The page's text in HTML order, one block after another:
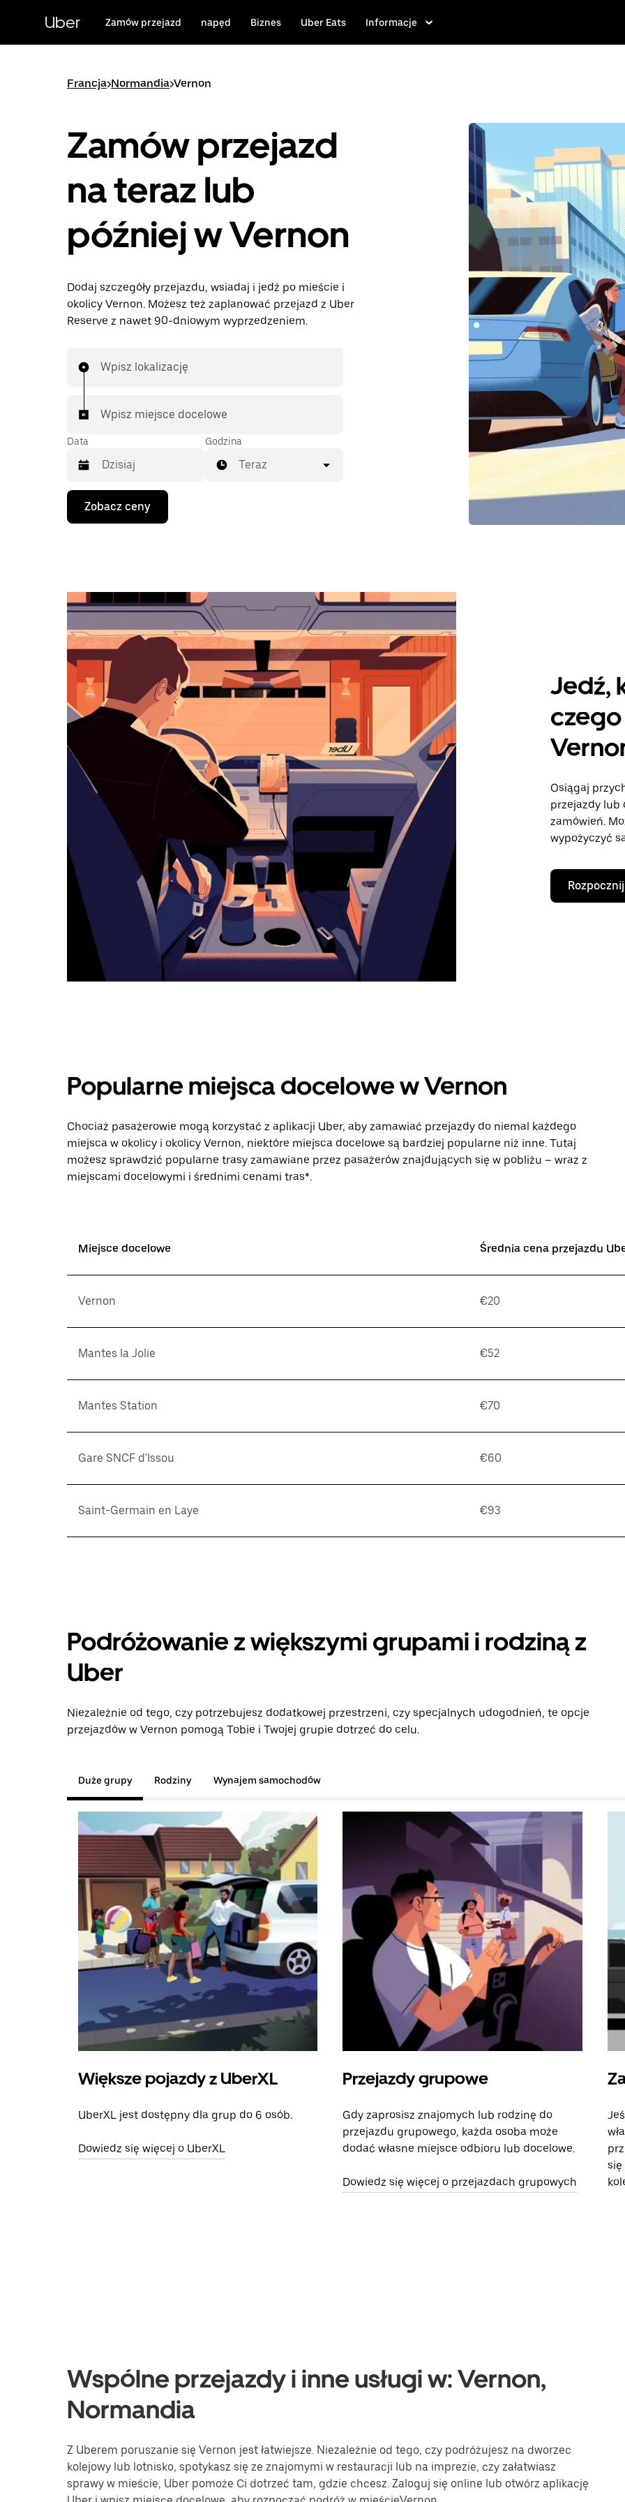
zawartości
Uber Zamów przejazd napęd Biznes Uber Eats Informacje
Francja>Normandia>Vernon
Zamów przejazd
na teraz lub
później w Vernon
Dodaj szczegóły przejazdu, wsiadaj i jedź po mieście i
okolicy Vernon. Możesz też zaplanować przejazd z Uber
Reserve z nawet 90-dniowym wyprzedzeniem.
Wpisz lokalizację
Wpisz miejsce docelowe
Data
Naciśnij
klawisz
strzałki
i wybrać
datę.
klawisz
„Escape”,
aby
zamknąć
kalendarz.
Godzina
Teraz
Zobacz ceny
Jedź,
Osiągaj
przejazdy lub
zamówień.
wypożyczyć
Rozpocznij
Popularne miejsca docelowe w Vernon
Chociaż pasażerowie mogą korzystać z aplikacji Uber, aby zamawiać przejazdy do niemal każdego
miejsca w okolicy i okolicy Vernon, niektóre miejsca docelowe są bardziej popularne niż inne. Tutaj
możesz sprawdzić popularne trasy zamawiane przez pasażerów znajdujących się w pobliżu – wraz z
miejscami docelowymi i średnimi cenami tras*.
Miejsce docelowe Średnia cena przejazdu
Vernon €20
Mantes la Jolie €52
Mantes Station €70
Gare SNCF d'Issou €60
Saint-Germain en Laye €93
Podróżowanie z większymi grupami i rodziną z
Uber
Niezależnie od tego, czy potrzebujesz dodatkowej przestrzeni, czy specjalnych udogodnień, te opcje
przejazdów w Vernon pomogą Tobie i Twojej grupie dotrzeć do celu.
Duże grupy Rodziny Wynajem samochodów
Większe pojazdy z UberXL
UberXL jest dostępny dla grup do 6 osób.
Dowiedz się więcej o UberXL
Przejazdy grupowe
Gdy zaprosisz znajomych lub rodzinę do
przejazdu grupowego, każda osoba może
dodać własne miejsce odbioru lub docelowe.
Dowiedz się więcej o przejazdach grupowych
się
Wspólne przejazdy i inne usługi w: Vernon,
Normandia
Z Uberem poruszanie się Vernon jest łatwiejsze. Niezależnie od tego, czy podróżujesz na dworzec
kolejowy lub lotnisko, spotykasz się ze znajomymi w restauracji lub na imprezie, czy załatwiasz
sprawy w mieście, Uber pomoże Ci dotrzeć tam, gdzie chcesz. Zaloguj się online lub otwórz aplikację